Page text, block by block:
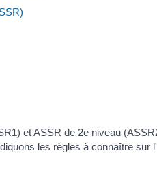
et ASSR de 2e niveau
les règles à connaître sur